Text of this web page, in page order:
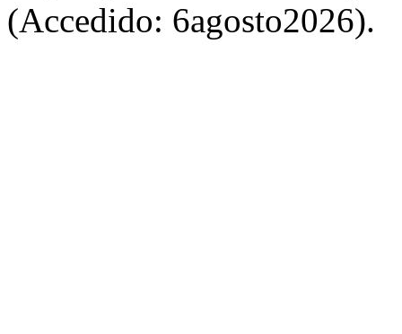
(Accedido: 6agosto2026).